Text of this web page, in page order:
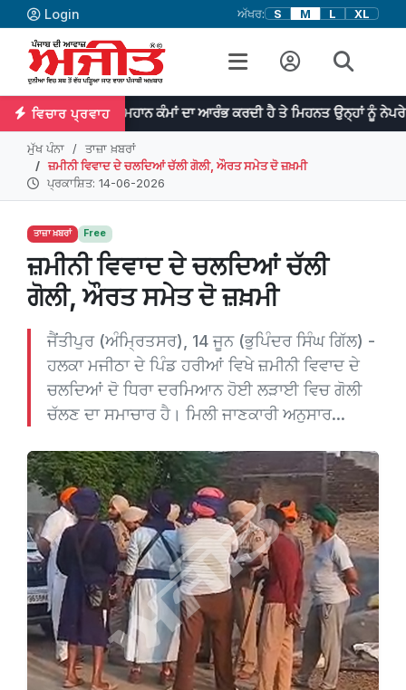
Login ਅੱਖਰ: S M L XL
ਵਿਚਾਰ ਪ੍ਰਵਾਹ
ਮਹਾਨ ਕੰਮਾਂ ਦਾ ਆਰੰਭ ਕਰਦੀ ਹੈ ਤੇ ਮਿਹਨਤ ਉਨ੍ਹਾਂ ਨੂੰ ਨੇਪਰੇ ਚੜ੍ਹਾਉਂਦੀ
ਮੁੱਖ ਪੰਨਾ
ਤਾਜ਼ਾ ਖ਼ਬਰਾਂ
ਜ਼ਮੀਨੀ ਵਿਵਾਦ ਦੇ ਚਲਦਿਆਂ ਚੱਲੀ ਗੋਲੀ, ਔਰਤ ਸਮੇਤ ਦੋ ਜ਼ਖ਼ਮੀ
ਪ੍ਰਕਾਸ਼ਿਤ: 14-06-2026
ਤਾਜ਼ਾ ਖ਼ਬਰਾਂ Free
ਜ਼ਮੀਨੀ ਵਿਵਾਦ ਦੇ ਚਲਦਿਆਂ ਚੱਲੀ
ਗੋਲੀ, ਔਰਤ ਸਮੇਤ ਦੋ ਜ਼ਖ਼ਮੀ
ਜੈਂਤੀਪੁਰ (ਅੰਮ੍ਰਿਤਸਰ), 14 ਜੂਨ (ਭੁਪਿੰਦਰ ਸਿੰਘ ਗਿੱਲ) -
ਹਲਕਾ ਮਜੀਠਾ ਦੇ ਪਿੰਡ ਹਰੀਆਂ ਵਿਖੇ ਜ਼ਮੀਨੀ ਵਿਵਾਦ ਦੇ
ਚਲਦਿਆਂ ਦੋ ਧਿਰਾ ਦਰਮਿਆਨ ਹੋਈ ਲੜਾਈ ਵਿਚ ਗੋਲੀ
ਚੱਲਣ ਦਾ ਸਮਾਚਾਰ ਹੈ। ਮਿਲੀ ਜਾਣਕਾਰੀ ਅਨੁਸਾਰ...